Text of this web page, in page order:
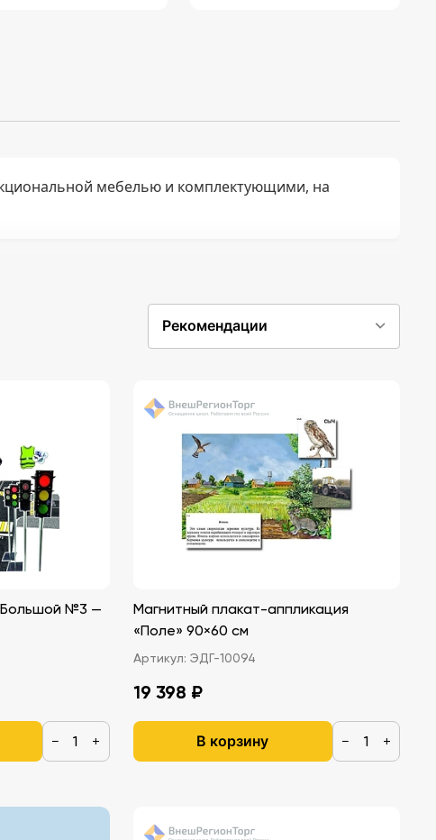
мебелью и комплектующими, на
Рекомендации
Большой №3 —
− +
Магнитный плакат-аппликация
«Поле» 90×60 см
Артикул: ЭДГ-10094
19 398 ₽
В корзину − +